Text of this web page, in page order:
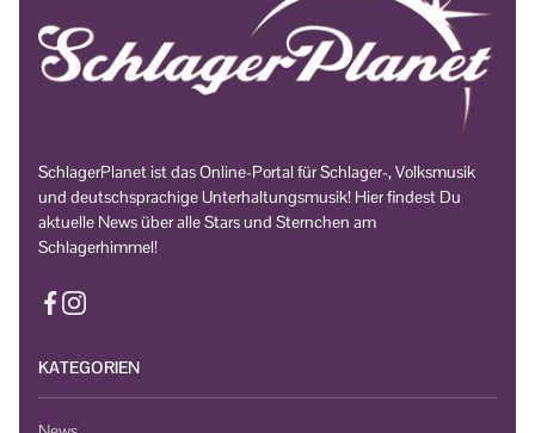
SchlagerPlanet ist das Online-Portal für Schlager-, Volksmusik
und deutschsprachige Unterhaltungsmusik! Hier findest Du
aktuelle News über alle Stars und Sternchen am
Schlagerhimmel!
KATEGORIEN